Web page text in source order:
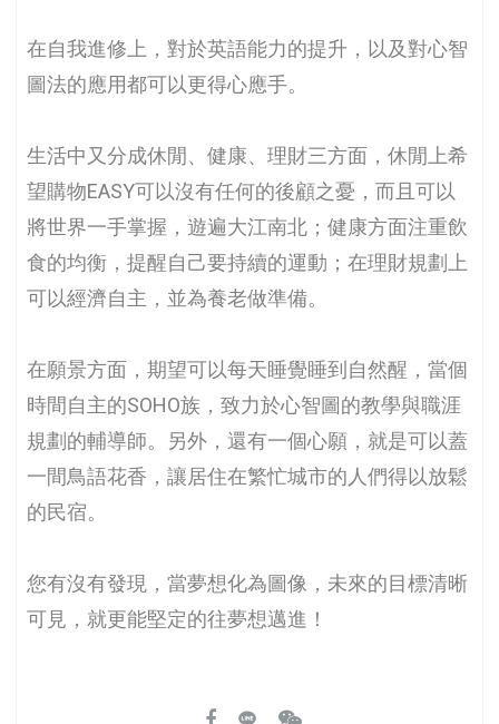
在自我進修上，對於英語能力的提升，以及對心智
圖法的應用都可以更得心應手。
生活中又分成休閒、健康、理財三方面，休閒上希
望購物EASY可以沒有任何的後顧之憂，而且可以
將世界一手掌握，遊遍大江南北；健康方面注重飲
食的均衡，提醒自己要持續的運動；在理財規劃上
可以經濟自主，並為養老做準備。
在願景方面，期望可以每天睡覺睡到自然醒，當個
時間自主的SOHO族，致力於心智圖的教學與職涯
規劃的輔導師。另外，還有一個心願，就是可以蓋
一間鳥語花香，讓居住在繁忙城市的人們得以放鬆
的民宿。
您有沒有發現，當夢想化為圖像，未來的目標清晰
可見，就更能堅定的往夢想邁進！